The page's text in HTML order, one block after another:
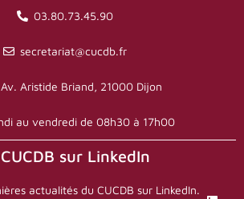
03.80.73.45.90
secretariat@cucdb.fr
Aristide Briand, 21000 Dijon
au vendredi de 08h30 à 17h00
sur LinkedIn
actualités du CUCDB sur LinkedIn.